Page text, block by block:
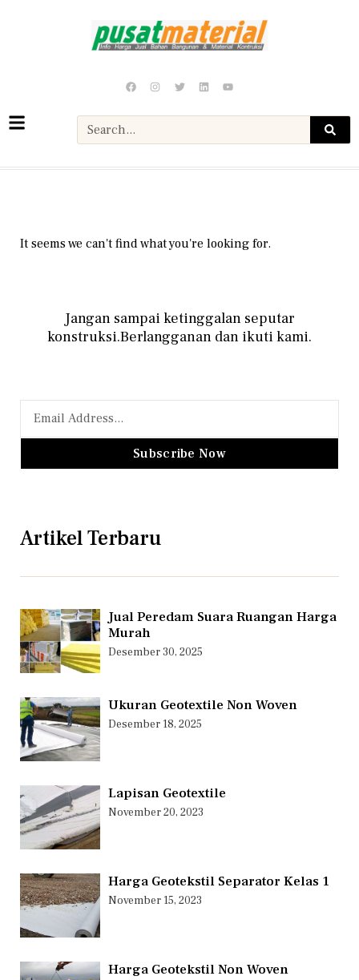
It seems we can't find what you're looking for.
Jangan sampai ketinggalan seputar
konstruksi.Berlangganan dan ikuti kami.
Subscribe Now
Artikel Terbaru
Jual Peredam Suara Ruangan Harga
Murah
Desember 30, 2025
Ukuran Geotextile Non Woven
Desember 18, 2025
Lapisan Geotextile
November 20, 2023
Harga Geotekstil Separator Kelas 1
November 15, 2023
Harga Geotekstil Non Woven